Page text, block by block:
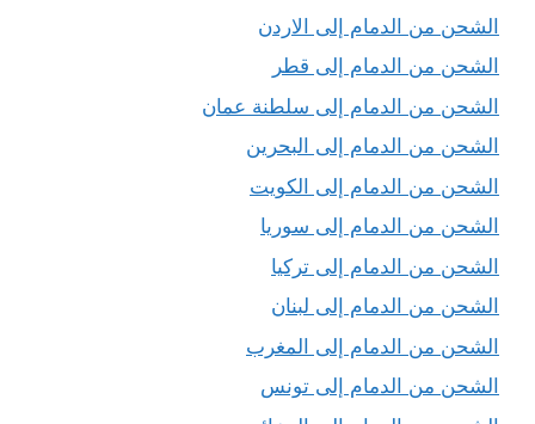
الشحن من الدمام إلى الاردن
الشحن من الدمام إلى قطر
الشحن من الدمام إلى سلطنة عمان
الشحن من الدمام إلى البحرين
الشحن من الدمام إلى الكويت
الشحن من الدمام إلى سوريا
الشحن من الدمام إلى تركيا
الشحن من الدمام إلى لبنان
الشحن من الدمام إلى المغرب
الشحن من الدمام إلى تونس